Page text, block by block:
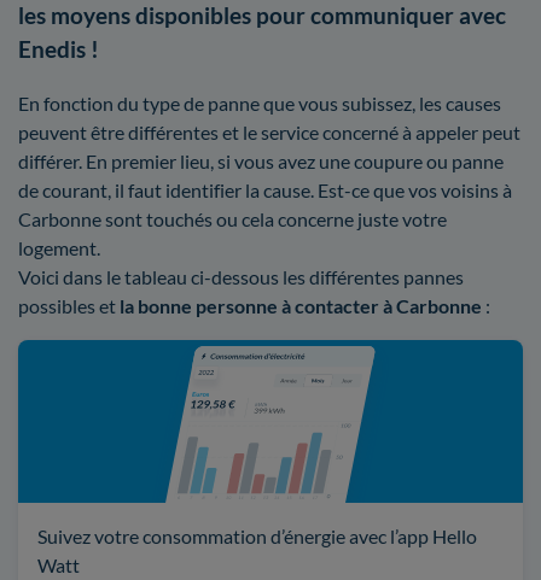
les moyens disponibles pour communiquer avec
Enedis !
En fonction du type de panne que vous subissez, les causes
peuvent être différentes et le service concerné à appeler peut
différer. En premier lieu, si vous avez une coupure ou panne
de courant, il faut identifier la cause. Est-ce que vos voisins à
Carbonne sont touchés ou cela concerne juste votre
logement.
Voici dans le tableau ci-dessous les différentes pannes
possibles et la bonne personne à contacter à Carbonne :
Suivez votre consommation d’énergie avec l’app Hello
Watt